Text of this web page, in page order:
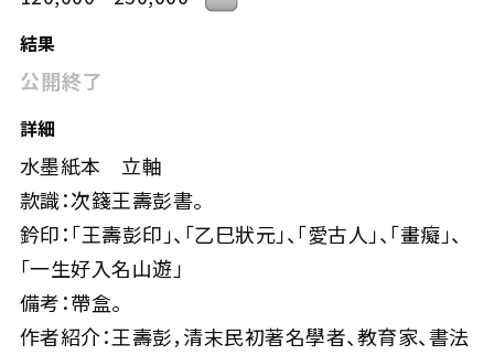
結果
公開終了
詳細
水墨紙本 立軸
款識：次籛王壽彭書。
鈐印：「王壽彭印」、「乙巳狀元」、「愛古人」、「畫癡」、
「一生好入名山遊」
備考：帶盒。
作者紹介：王壽彭，清末民初著名學者、教育家、書法